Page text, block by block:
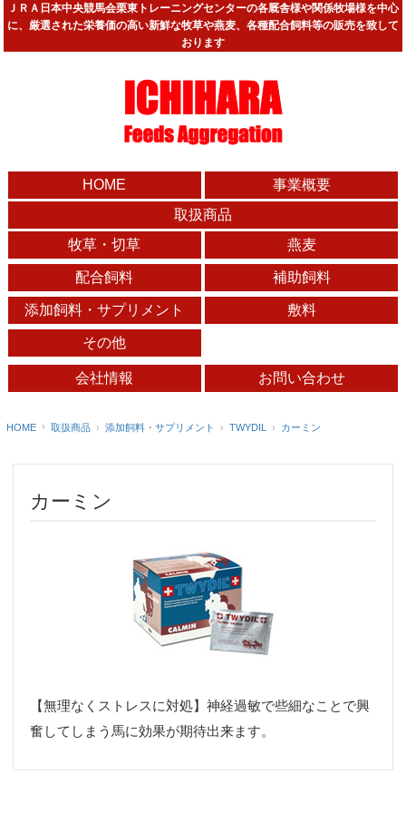
ＪＲＡ日本中央競馬会栗東トレーニングセンターの各厩舎様や関係牧場様を中心
に、厳選された栄養価の高い新鮮な牧草や燕麦、各種配合飼料等の販売を致して
おります
HOME
事業概要
取扱商品
牧草・切草
燕麦
配合飼料 補助飼料
添加飼料・サプリメント 敷料
その他
会社情報 お問い合わせ
HOME 取扱商品 添加飼料・サプリメント TWYDIL カーミン
カーミン
【無理なくストレスに対処】神経過敏で些細なことで興
奮してしまう馬に効果が期待出来ます。